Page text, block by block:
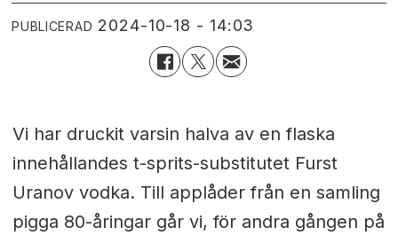
PUBLICERAD 2024-10-18 - 14:03
Vi har druckit varsin halva av en flaska
innehållandes t-sprits-substitutet Furst
Uranov vodka. Till applåder från en samling
pigga 80-åringar går vi, för andra gången på